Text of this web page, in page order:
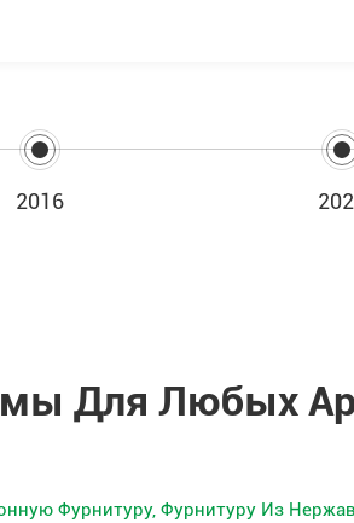
2016
Для Любых
Фурнитуру, Фурнитуру Из